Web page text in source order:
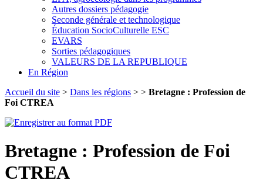
Autres dossiers pédagogie
Seconde générale et technologique
Éducation SocioCulturelle ESC
EVARS
Sorties pédagogiques
VALEURS DE LA REPUBLIQUE
En Région
Accueil du site > Dans les régions > > Bretagne : Profession de
Foi CTREA
Bretagne : Profession de Foi
CTREA